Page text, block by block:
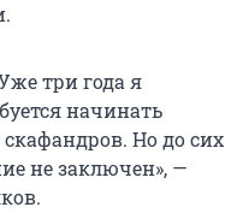
три года я
начинать
Но до сих
не заключен», —